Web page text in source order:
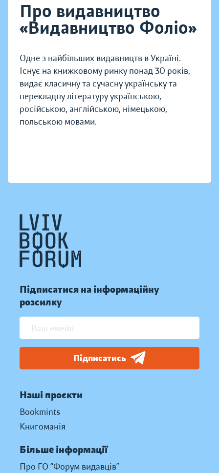
Про видавництво
«Видавництво Фоліо»
Одне з найбільших видавництв в Україні.
Існує на книжковому ринку понад 30 років,
видає класичну та сучасну українську та
перекладну літературу українською,
російською, англійською, німецькою,
польською мовами.
Підписатися на інформаційну
розсилку
Підписатись
Наші проєкти
Bookmints
Книгоманія
Більше інформації
Про ГО “Форум видавців”